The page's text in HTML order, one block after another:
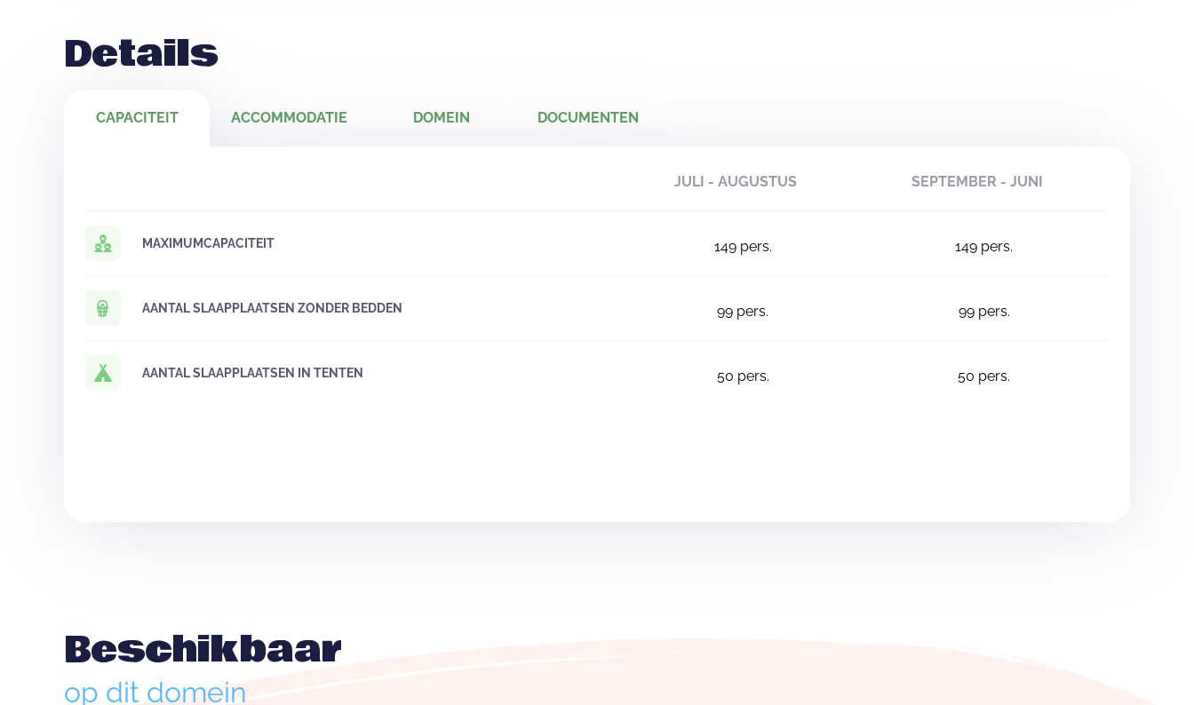
Details
CAPACITEIT ACCOMMODATIE DOMEIN DOCUMENTEN
JULI - AUGUSTUS SEPTEMBER - JUNI
MAXIMUMCAPACITEIT 149pers. 149 pers.
AANTAL SLAAPPLAATSEN ZONDER BEDDEN 99 pers. 99pers.
AANTAL SLAAPPLAATSEN IN TENTEN 50 pers. 50 pers.
Beschikbaar
op dit domein